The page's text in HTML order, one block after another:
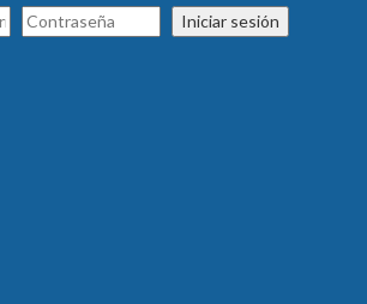
Iniciar sesión